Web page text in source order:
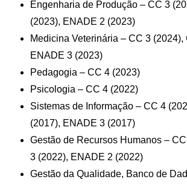
Engenharia de Produção – CC 3
(2023), ENADE 2 (2023)
Medicina Veterinária – CC 3 (2024),
ENADE 3 (2023)
Pedagogia – CC 4 (2023)
Psicologia – CC 4 (2022)
Sistemas de Informação – CC 4
(2017), ENADE 3 (2017)
Gestão de Recursos Humanos –
3 (2022), ENADE 2 (2022)
Gestão da Qualidade, Banco de